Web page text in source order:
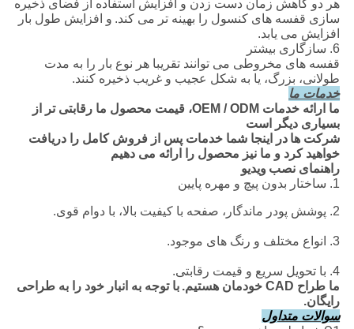
هر دو کاهش زمان دست زدن و افزایش استفاده از فضای ذخیره
سازی قفسه های کنسول را بهینه تر می کند. و افزایش طول بار
افزایش می یابد.
6. سازگاری بیشتر
قفسه های مخروطی می توانند تقریبا هر نوع بار را به مدت
طولانی، بزرگ، یا به شکل عجیب و غریب ذخیره کنند.
خدمات ما
ما ارائه خدمات OEM / ODM، قیمت محصول ما رقابتی تر از
بسیاری دیگر است
شرکت ها در اینجا شما خدمات پس از فروش کامل را دریافت
خواهید کرد و ما نیز محصول را ارائه می دهیم
راهنمای نصب ویدیو
1. ساختار بدون پیچ و مهره پایین
2. پوشش پودر ماندگار، صفحه با کیفیت بالا، با دوام قوی.
3. انواع مختلف و رنگ های موجود.
4. با تحویل سریع و قیمت رقابتی.
ما طراح CAD خودمان هستیم.
با توجه به انبار خود را به طراحی
رایگان.
سوالات متداول